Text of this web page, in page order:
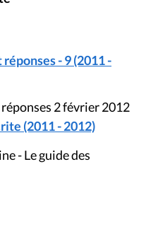
- 9 (2011 -
2 février 2012
(2011 - 2012)
- Le guide des